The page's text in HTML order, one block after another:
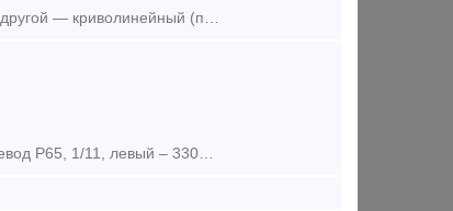
Соединительные пути представляют собой один прямолинейный отрезок пути, другой — криволинейный (переводная кривая), которые соед
Предлагаем к поставке материалы верхнего строения пути: 1) Стрелочный перевод Р65, 1/11, левый – 330000 руб/шт в количестве 3 ед. 2) Стрелочный перевод Р65, 1/11, правый – 330000 руб